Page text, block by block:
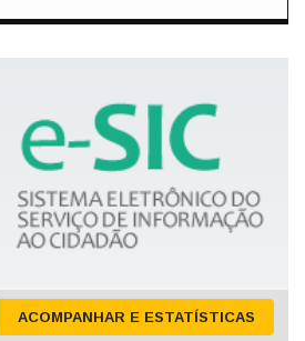
ACOMPANHAR E ESTATÍSTICAS